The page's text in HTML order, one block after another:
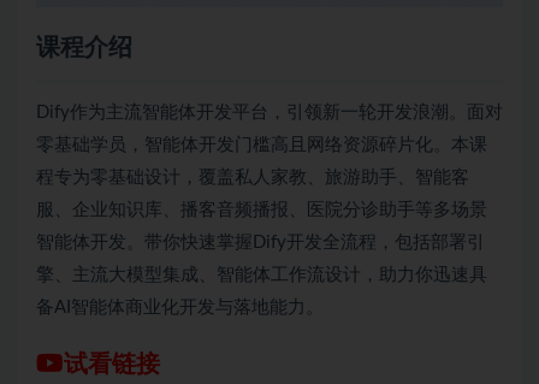
课程介绍
Dify作为主流智能体开发平台，引领新一轮开发浪潮。面对
零基础学员，智能体开发门槛高且网络资源碎片化。本课
程专为零基础设计，覆盖私人家教、旅游助手、智能客
服、企业知识库、播客音频播报、医院分诊助手等多场景
智能体开发。带你快速掌握Dify开发全流程，包括部署引
擎、主流大模型集成、智能体工作流设计，助力你迅速具
备AI智能体商业化开发与落地能力。
试看链接